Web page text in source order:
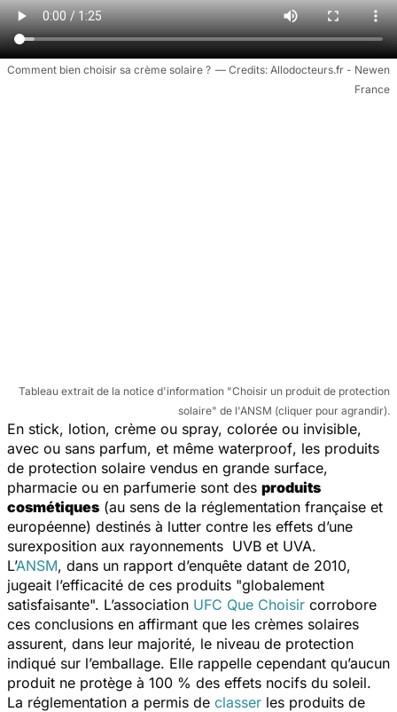
Comment bien choisir sa crème solaire ?
Allodocteurs.fr - Newen
France
Tableau extrait de la notice d'information "Choisir un produit de protection
solaire" de l'ANSM (cliquer pour agrandir).
En stick, lotion, crème ou spray, colorée ou invisible,
avec ou sans parfum, et même waterproof, les produits
de protection solaire vendus en grande surface,
pharmacie ou en parfumerie sont des produits
cosmétiques (au sens de la réglementation française et
européenne) destinés à lutter contre les effets d’une
surexposition aux rayonnements UVB et UVA.
L’ANSM, dans un rapport d’enquête datant de 2010,
jugeait l’efficacité de ces produits "globalement
satisfaisante". L’association UFC Que Choisir corrobore
ces conclusions en affirmant que les crèmes solaires
assurent, dans leur majorité, le niveau de protection
indiqué sur l’emballage. Elle rappelle cependant qu’aucun
produit ne protège à 100 % des effets nocifs du soleil.
La réglementation a permis de classer les produits de